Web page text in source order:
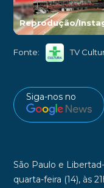
Reprodução/
Fonte: TV
Siga-nos no
São Paulo e
quarta-feira (14), às